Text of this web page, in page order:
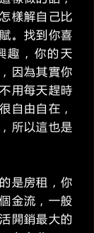
樣解自己比
。找到你喜
趣，你的天
因為其實你
用每天趕時
自由自在，
所以這也是
是房租，你
金流，一般
開銷最大的